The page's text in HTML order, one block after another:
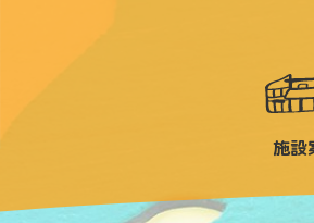
施設